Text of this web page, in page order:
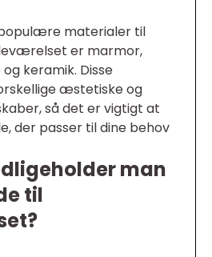
materialer til
er marmor,
keramik. Disse
æstetiske og
så det er vigtigt at
der passer til dine behov
man
til